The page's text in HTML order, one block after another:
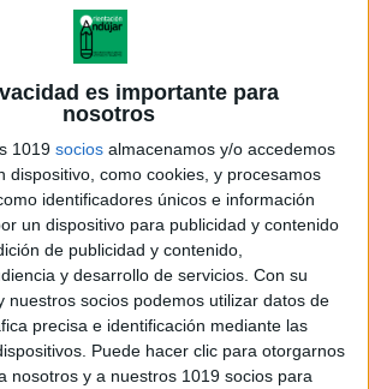
es importante para
nosotros
1019 socios almacenamos y/o accedemos
dispositivo, como cookies, y procesamos
identificadores únicos e información
un dispositivo para publicidad y contenido
de publicidad y contenido,
y desarrollo de servicios. Con su
nuestros socios podemos utilizar datos de
precisa e identificación mediante las
Puede hacer clic para otorgarnos
nosotros y a nuestros 1019 socios para
3-4-5 AÑOS POR ÁREAS DE
INFANTIL 2025-2026
2025